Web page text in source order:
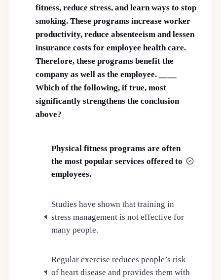
fitness, reduce stress, and learn ways to stop
smoking. These programs increase worker
productivity, reduce absenteeism and lessen
insurance costs for employee health care.
Therefore, these programs benefit the
company as well as the employee. ____
Which of the following, if true, most
significantly strengthens the conclusion
above?
Physical fitness programs are often
the most popular services offered to
employees.
খ
Studies have shown that training in
stress management is not effective for
many people.
গ
Regular exercise reduces people’s risk
of heart disease and provides them with